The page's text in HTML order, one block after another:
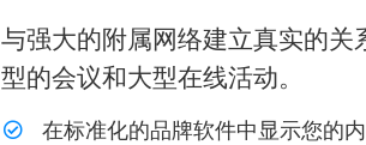
与强大的附属网络建立真实的
型的会议和大型在线活动。
在标准化的品牌软件中显示您的